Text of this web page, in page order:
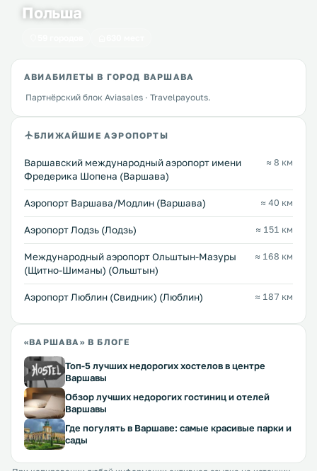
Польша
АВИАБИЛЕТЫ В ГОРОД ВАРШАВА
Партнёрский блок Aviasales · Travelpayouts.
БЛИЖАЙШИЕ АЭРОПОРТЫ
Варшавский международный аэропорт имени
Фредерика Шопена (Варшава)
≈ 8 км
Аэропорт Варшава/Модлин (Варшава) ≈ 40 км
Аэропорт Лодзь (Лодзь) ≈ 151 км
Международный аэропорт Ольштын-Мазуры
(Щитно-Шиманы) (Ольштын)
≈ 168 км
Аэропорт Люблин (Свидник) (Люблин) ≈ 187 км
«ВАРШАВА» В БЛОГЕ
Топ-5 лучших недорогих хостелов в центре
Варшавы
Обзор лучших недорогих гостиниц и отелей
Варшавы
Где погулять в Варшаве: самые красивые парки и
сады